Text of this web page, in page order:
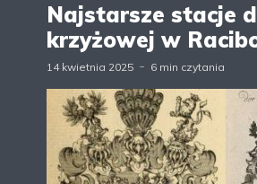
Najstarsze stacje
krzyżowej w
14 kwietnia 2025 6 min czytania